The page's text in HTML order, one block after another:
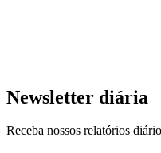
Newsletter diária
Receba nossos relatórios